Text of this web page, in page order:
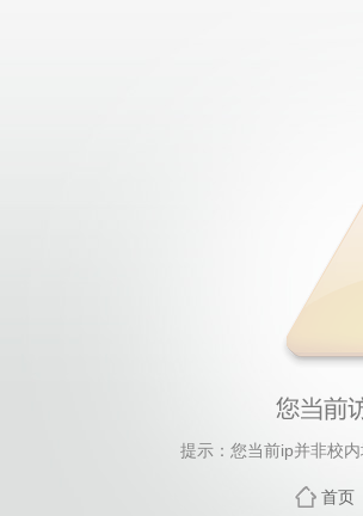
提示：您当前ip并非校
首页